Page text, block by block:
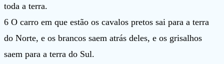
toda a terra.
6 O carro em que estão os cavalos pretos sai para a terra
do Norte, e os brancos saem atrás deles, e os grisalhos
saem para a terra do Sul.